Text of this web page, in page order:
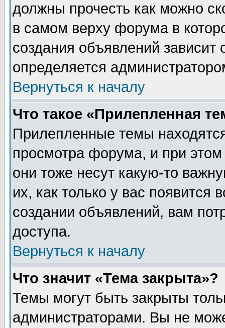
должны прочесть как можно
в самом верху форума в
создания объявлений зависит
определяется
Вернуться к началу
Что такое «Прилепленная
Прилепленные темы
просмотра форума, и при
они тоже несут какую-то
их, как только у вас появится
создании объявлений, вам
доступа.
Вернуться к началу
Что значит «Тема закрыта»?
Темы могут быть закрыты
администраторами. Вы не